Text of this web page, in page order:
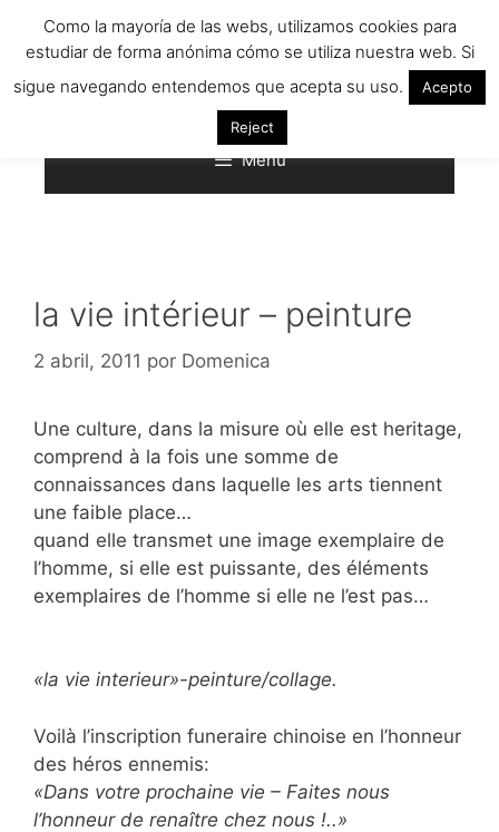
Menú
la vie intérieur – peinture
2 abril, 2011 por Domenica
Une culture, dans la misure où elle est heritage,
comprend à la fois une somme de
connaissances dans laquelle les arts tiennent
une faible place…
quand elle transmet une image exemplaire de
l’homme, si elle est puissante, des éléments
exemplaires de l’homme si elle ne l’est pas…
«la vie interieur»-peinture/collage.
Voilà l’inscription funeraire chinoise en l’honneur
des héros ennemis:
«Dans votre prochaine vie – Faites nous
l’honneur de renaître chez nous !..»
Como la mayoría de las webs, utilizamos cookies para
estudiar de forma anónima cómo se utiliza nuestra web. Si
sigue navegando entendemos que acepta su uso.
Acepto
Reject